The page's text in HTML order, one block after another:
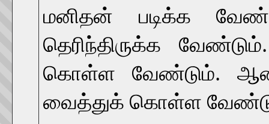
மனிதன் படிக்க
தெரிந்திருக்க
கொள்ள வேண்டும்.
வைத்துக் கொள்ள